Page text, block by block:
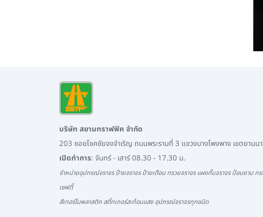
บริษัท สยามทราฟฟิค จำกัด
203 ซอยโชคชัยจงจำเริญ ถนนพระรามที่ 3 แขวงบางโพงพาง เขตยานน
เปิดทำการ: จันทร์ - เสาร์ 08.30 - 17.30 น.
จำหน่ายอุปกรณ์จราจร ป้ายจราจร ป้ายเตือน กรวยจราจร แผงกั้นจราจร ป้อมยาม กร
เซฟตี้
สีเทอร์โมพลาสติก สติ๊กเกอร์สะท้อนแสง อุปกรณ์จราจรทุกชนิด